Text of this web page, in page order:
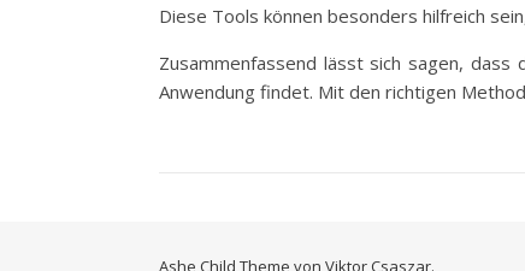
Diese Tools können besonders hilfreich
Zusammenfassend lässt sich sagen,
Anwendung findet. Mit den richtigen
Ashe Child Theme von Viktor Csaszar.